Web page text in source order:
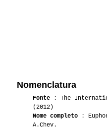
Nomenclatura
Fonte : The
(2012)
Nome completo :
A.Chev.